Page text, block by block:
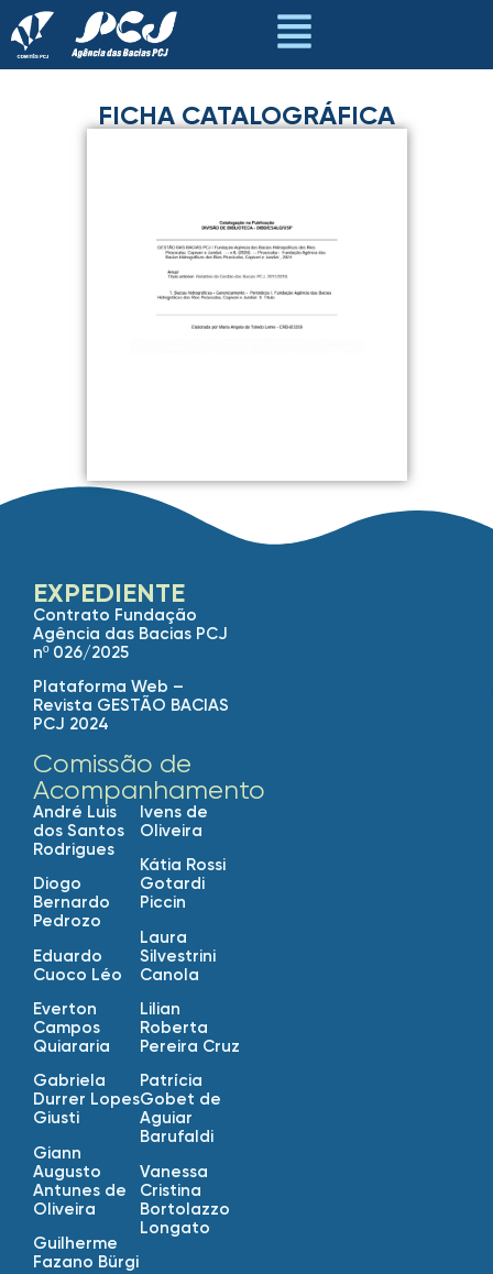
FICHA CATALOGRÁFICA
EXPEDIENTE
Contrato Fundação
Agência das Bacias PCJ
nº 026/2025
Plataforma Web –
Revista GESTÃO BACIAS
PCJ 2024
Comissão de
Acompanhamento
André Luis
dos Santos
Rodrigues
Diogo
Bernardo
Pedrozo
Eduardo
Cuoco Léo
Everton
Campos
Quiararia
Gabriela
Durrer Lopes
Giusti
Giann
Augusto
Antunes de
Oliveira
Guilherme
Fazano Bürgi
Ivens de
Oliveira
Kátia Rossi
Gotardi
Piccin
Laura
Silvestrini
Canola
Lilian
Roberta
Pereira Cruz
Patrícia
Gobet de
Aguiar
Barufaldi
Vanessa
Cristina
Bortolazzo
Longato